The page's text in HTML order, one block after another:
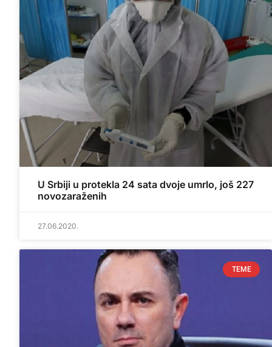
U Srbiji u protekla 24 sata dvoje umrlo, još 227
novozaraženih
27.06.2020.
TEME